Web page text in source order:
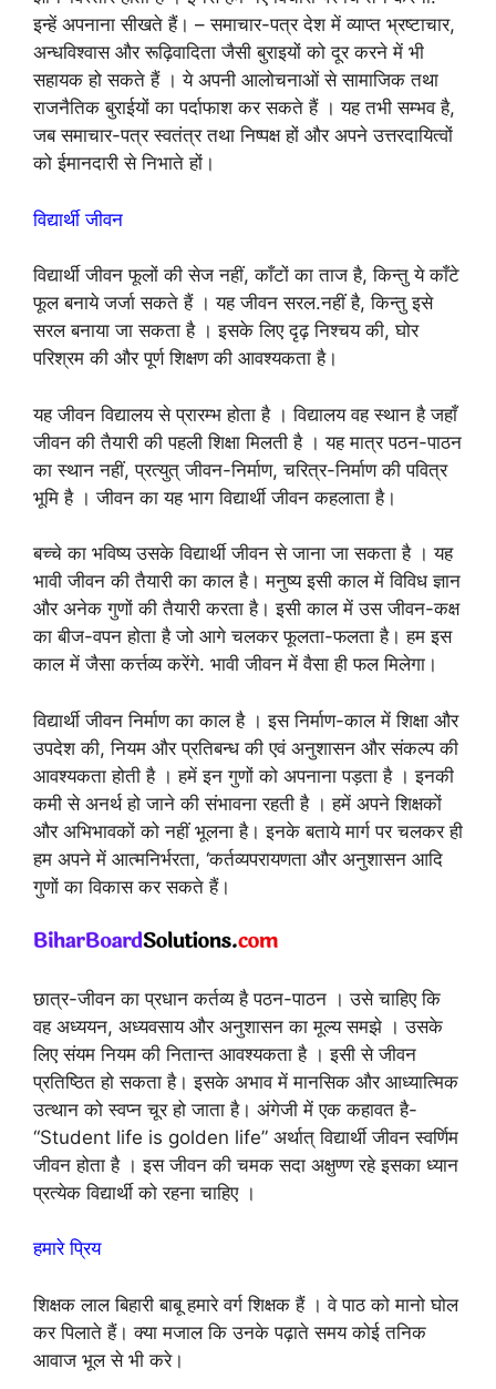
इन्हें अपनाना सीखते हैं। – समाचार-पत्र देश में व्याप्त भ्रष्टाचार,
अन्धविश्वास और रूढ़िवादिता जैसी बुराइयों को दूर करने में भी
सहायक हो सकते हैं । ये अपनी आलोचनाओं से सामाजिक तथा
राजनैतिक बुराईयों का पर्दाफाश कर सकते हैं । यह तभी सम्भव है,
जब समाचार-पत्र स्वतंत्र तथा निष्पक्ष हों और अपने उत्तरदायित्वों
को ईमानदारी से निभाते हों।
विद्यार्थी जीवन
विद्यार्थी जीवन फूलों की सेज नहीं, काँटों का ताज है, किन्तु ये काँटे
फूल बनाये जर्जा सकते हैं । यह जीवन सरल.नहीं है, किन्तु इसे
सरल बनाया जा सकता है । इसके लिए दृढ़ निश्चय की, घोर
परिश्रम की और पूर्ण शिक्षण की आवश्यकता है।
यह जीवन विद्यालय से प्रारम्भ होता है । विद्यालय वह स्थान है जहाँ
जीवन की तैयारी की पहली शिक्षा मिलती है । यह मात्र पठन-पाठन
का स्थान नहीं, प्रत्युत् जीवन-निर्माण, चरित्र-निर्माण की पवित्र
भूमि है । जीवन का यह भाग विद्यार्थी जीवन कहलाता है।
बच्चे का भविष्य उसके विद्यार्थी जीवन से जाना जा सकता है । यह
भावी जीवन की तैयारी का काल है। मनुष्य इसी काल में विविध ज्ञान
और अनेक गुणों की तैयारी करता है। इसी काल में उस जीवन-कक्ष
का बीज-वपन होता है जो आगे चलकर फूलता-फलता है। हम इस
काल में जैसा कर्त्तव्य करेंगे. भावी जीवन में वैसा ही फल मिलेगा।
विद्यार्थी जीवन निर्माण का काल है । इस निर्माण-काल में शिक्षा और
उपदेश की, नियम और प्रतिबन्ध की एवं अनुशासन और संकल्प की
आवश्यकता होती है । हमें इन गुणों को अपनाना पड़ता है । इनकी
कमी से अनर्थ हो जाने की संभावना रहती है । हमें अपने शिक्षकों
और अभिभावकों को नहीं भूलना है। इनके बताये मार्ग पर चलकर ही
हम अपने में आत्मनिर्भरता, ‘कर्तव्यपरायणता और अनुशासन आदि
गुणों का विकास कर सकते हैं।
छात्र-जीवन का प्रधान कर्तव्य है पठन-पाठन । उसे चाहिए कि
वह अध्ययन, अध्यवसाय और अनुशासन का मूल्य समझे । उसके
लिए संयम नियम की नितान्त आवश्यकता है । इसी से जीवन
प्रतिष्ठित हो सकता है। इसके अभाव में मानसिक और आध्यात्मिक
उत्थान को स्वप्न चूर हो जाता है। अंगेजी में एक कहावत है-
“Student life is golden life” अर्थात् विद्यार्थी जीवन स्वर्णिम
जीवन होता है । इस जीवन की चमक सदा अक्षुण्ण रहे इसका ध्यान
प्रत्येक विद्यार्थी को रहना चाहिए ।
हमारे प्रिय
शिक्षक लाल बिहारी बाबू हमारे वर्ग शिक्षक हैं । वे पाठ को मानो घोल
कर पिलाते हैं। क्या मजाल कि उनके पढ़ाते समय कोई तनिक
आवाज भूल से भी करे।